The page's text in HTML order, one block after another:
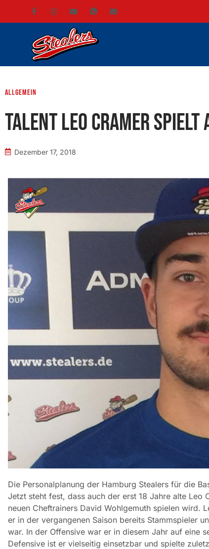
Allgemein
Talent Leo Cramer spielt
Dezember 17, 2018
Die Personalplanung der Hamburg Stealers für die
Jetzt steht fest, dass auch der erst 18 Jahre alte Leo
neuen Cheftrainers David Wohlgemuth spielen wird.
er in der vergangenen Saison bereits Stammspieler
war. In der Offensive war er in diesem Jahr auf eine
Defensive ist er vielseitig einsetzbar und spielte